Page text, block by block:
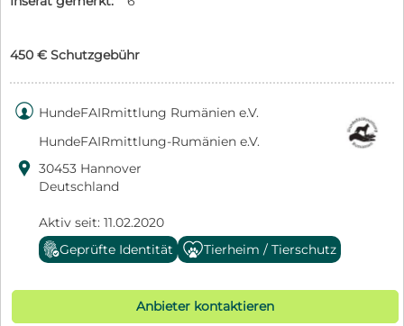
450 € Schutzgebühr
 HundeFAIRmittlung Rumänien e.V.
HundeFAIRmittlung-Rumänien e.V.
 30453 Hannover
Deutschland
Aktiv seit: 11.02.2020
Geprüfte Identität
Tierheim / Tierschutz
Anbieter kontaktieren